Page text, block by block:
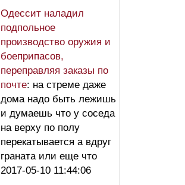
Одессит наладил
подпольное
производство оружия и
боеприпасов,
переправляя заказы по
почте: на стреме даже
дома надо быть лежишь
и думаешь что у соседа
на верху по полу
перекатывается а вдруг
граната или еще что
2017-05-10 11:44:06